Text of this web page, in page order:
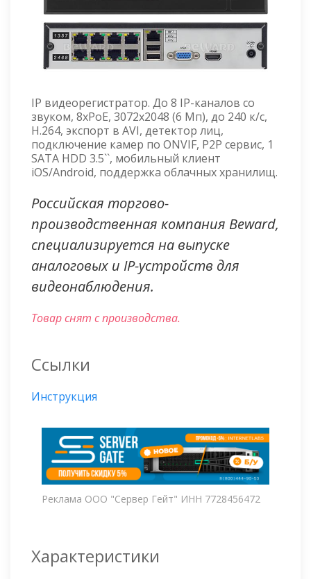
IP видеорегистратор. До 8 IP-каналов со
звуком, 8xPoE, 3072x2048 (6 Мп), до 240 к/с,
Н.264, экспорт в AVI, детектор лиц,
подключение камер по ONVIF, P2P сервис, 1
SATA HDD 3.5``, мобильный клиент
iOS/Android, поддержка облачных хранилищ.
Российская торгово-
производственная компания Beward,
специализируется на выпуске
аналоговых и IP-устройств для
видеонаблюдения.
Товар снят с производства.
Ссылки
Инструкция
Реклама ООО "Сервер Гейт" ИНН 7728456472
Характеристики